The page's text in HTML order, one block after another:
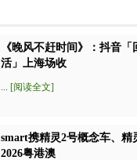
《晚风不赶时间》：抖音「
活」上海场收
... [阅读全文]
smart携精灵2号概念车、精
2026粤港澳